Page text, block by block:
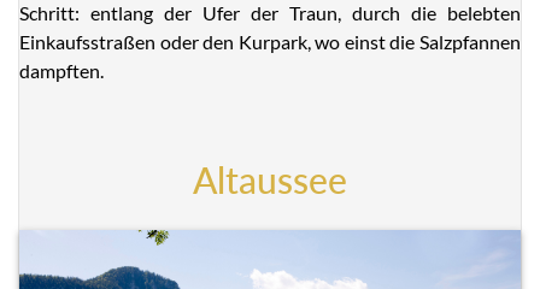
Schritt: entlang der Ufer der Traun, durch die belebten
Einkaufsstraßen oder den Kurpark, wo einst die Salzpfannen
dampften.
Altaussee